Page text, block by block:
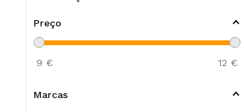
Preço
9 € 12 €
Marcas